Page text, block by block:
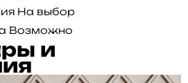
На выбор
Возможно
и